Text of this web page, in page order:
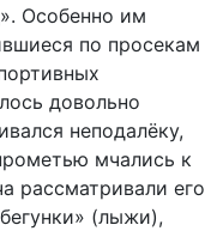
Особенно им
по просекам
довольно
неподалёку,
мчались к
рассматривали его
(лыжи),